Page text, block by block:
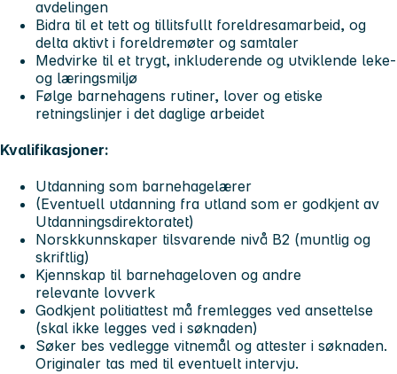
avdelingen
Bidra til et tett og tillitsfullt foreldresamarbeid, og
delta aktivt i foreldremøter og samtaler
Medvirke til et trygt, inkluderende og utviklende leke-
og læringsmiljø
Følge barnehagens rutiner, lover og etiske
retningslinjer i det daglige arbeidet
Kvalifikasjoner:
Utdanning som barnehagelærer
(Eventuell utdanning fra utland som er godkjent av
Utdanningsdirektoratet)
Norskkunnskaper tilsvarende nivå B2 (muntlig og
skriftlig)
Kjennskap til barnehageloven og andre
relevante lovverk
Godkjent politiattest må fremlegges ved ansettelse
(skal ikke legges ved i søknaden)
Søker bes vedlegge vitnemål og attester i søknaden.
Originaler tas med til eventuelt intervju.